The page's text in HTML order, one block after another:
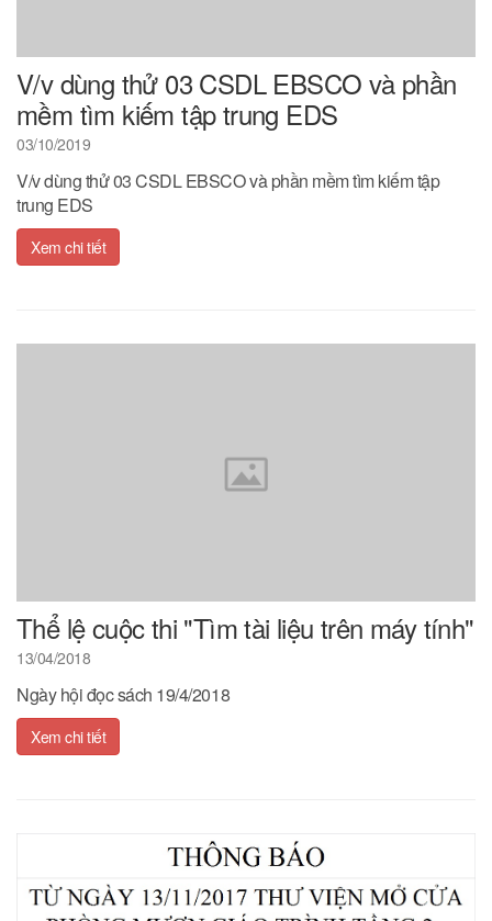
V/v dùng thử 03 CSDL EBSCO và phần
mềm tìm kiếm tập trung EDS
03/10/2019
V/v dùng thử 03 CSDL EBSCO và phần mềm tìm kiếm tập
trung EDS
Xem chi tiết
Thể lệ cuộc thi "Tìm tài liệu trên máy tính"
13/04/2018
Ngày hội đọc sách 19/4/2018
Xem chi tiết